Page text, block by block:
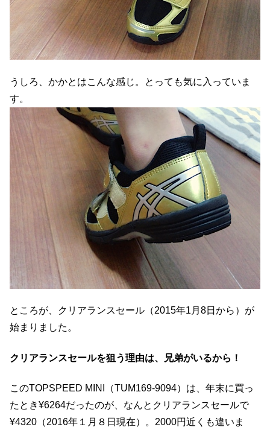
うしろ、かかとはこんな感じ。とっても気に入っていま
す。
ところが、クリアランスセール（2015年1月8日から）が
始まりました。
クリアランスセールを狙う理由は、兄弟がいるから！
このTOPSPEED MINI（TUM169-9094）は、年末に買っ
たとき¥6264だったのが、なんとクリアランスセールで
¥4320（2016年１月８日現在）。2000円近くも違いま